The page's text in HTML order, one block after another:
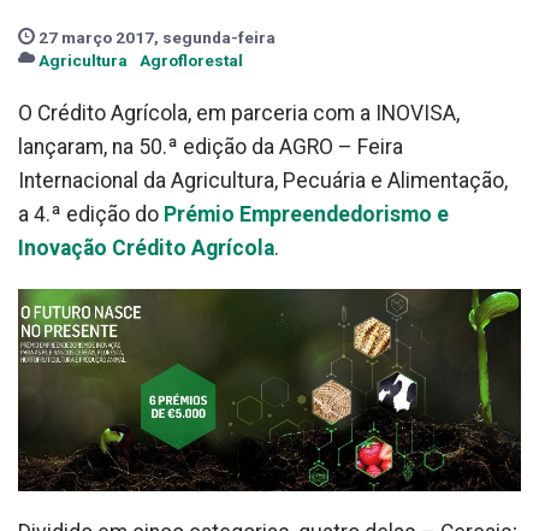
27 março 2017, segunda-feira
Agricultura
Agroflorestal
O Crédito Agrícola, em parceria com a INOVISA,
lançaram, na 50.ª edição da AGRO – Feira
Internacional da Agricultura, Pecuária e Alimentação,
a 4.ª edição do Prémio Empreendedorismo e
Inovação Crédito Agrícola.